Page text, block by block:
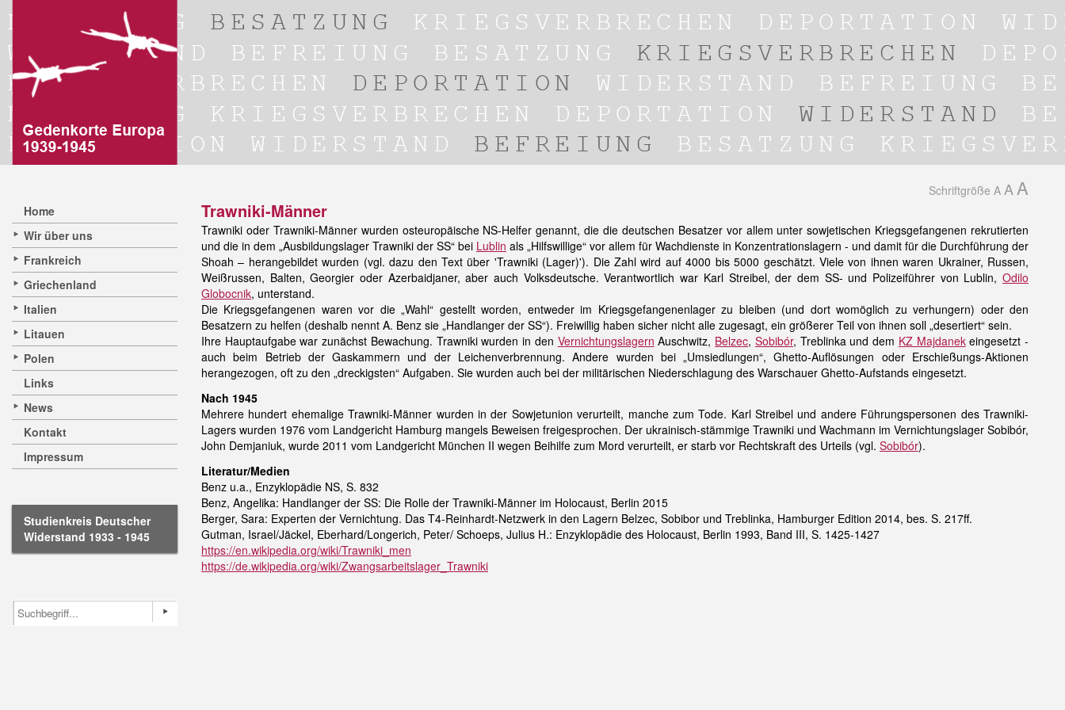
Home
Wir über uns
Frankreich
Griechenland
Italien
Litauen
Polen
Links
News
Kontakt
Impressum
Studienkreis Deutscher
Widerstand 1933 - 1945
Schriftgröße A A A
Trawniki-Männer
Trawniki oder Trawniki-Männer wurden osteuropäische NS-Helfer genannt, die die deutschen Besatzer vor allem unter sowjetischen Kriegsgefangenen rekrutierten
und die in dem „Ausbildungslager Trawniki der SS“ bei Lublin als „Hilfswillige“ vor allem für Wachdienste in Konzentrationslagern - und damit für die Durchführung der
Shoah – herangebildet wurden (vgl. dazu den Text über 'Trawniki (Lager)'). Die Zahl wird auf 4000 bis 5000 geschätzt. Viele von ihnen waren Ukrainer, Russen,
Weißrussen, Balten, Georgier oder Azerbaidjaner, aber auch Volksdeutsche. Verantwortlich war Karl Streibel, der dem SS- und Polizeiführer von Lublin, Odilo
Globocnik, unterstand.
Die Kriegsgefangenen waren vor die „Wahl“ gestellt worden, entweder im Kriegsgefangenenlager zu bleiben (und dort womöglich zu verhungern) oder den
Besatzern zu helfen (deshalb nennt A. Benz sie „Handlanger der SS“). Freiwillig haben sicher nicht alle zugesagt, ein größerer Teil von ihnen soll „desertiert“ sein.
Ihre Hauptaufgabe war zunächst Bewachung. Trawniki wurden in den Vernichtungslagern Auschwitz, Belzec, Sobibór, Treblinka und dem KZ Majdanekeingesetzt -
auch beim Betrieb der Gaskammern und der Leichenverbrennung. Andere wurden bei „Umsiedlungen“, Ghetto-Auflösungen oder Erschießungs-Aktionen
herangezogen, oft zu den „dreckigsten“ Aufgaben. Sie wurden auch bei der militärischen Niederschlagung des Warschauer Ghetto-Aufstands eingesetzt.
Nach 1945
Mehrere hundert ehemalige Trawniki-Männer wurden in der Sowjetunion verurteilt, manche zum Tode. Karl Streibel und andere Führungspersonen des Trawniki-
Lagers wurden 1976 vom Landgericht Hamburg mangels Beweisen freigesprochen. Der ukrainisch-stämmige Trawniki und Wachmann im Vernichtungslager Sobibór,
John Demjaniuk, wurde 2011 vom Landgericht München II wegen Beihilfe zum Mord verurteilt, er starb vor Rechtskraft des Urteils (vgl. Sobibór).
Literatur/Medien
Benz u.a., Enzyklopädie NS, S. 832
Benz, Angelika: Handlanger der SS: Die Rolle der Trawniki-Männer im Holocaust, Berlin 2015
Berger, Sara: Experten der Vernichtung. Das T4-Reinhardt-Netzwerk in den Lagern Belzec, Sobibor und Treblinka, Hamburger Edition 2014, bes. S. 217ff.
Gutman, Israel/Jäckel, Eberhard/Longerich, Peter/ Schoeps, Julius H.: Enzyklopädie des Holocaust, Berlin 1993, Band III, S. 1425-1427
https://en.wikipedia.org/wiki/Trawniki_men
https://de.wikipedia.org/wiki/Zwangsarbeitslager_Trawniki